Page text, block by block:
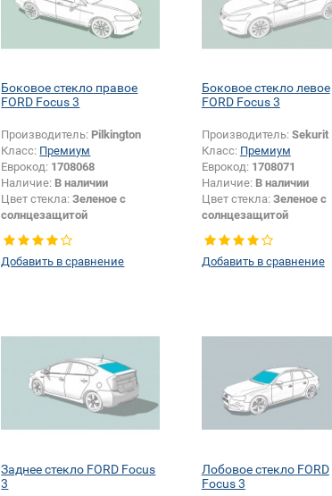
Боковое стекло правое
FORD Focus 3
Производитель: Pilkington
Класс: Премиум
Еврокод: 1708068
Наличие: В наличии
Цвет стекла:Зеленое с
солнцезащитой
правое
Добавить в сравнение
Боковое стекло левое
FORD Focus 3
Производитель: Sekurit
Класс: Премиум
Еврокод: 1708071
Наличие: В наличии
Цвет стекла: Зеленое с
солнцезащитой
левое
Добавить в сравнение
Заднее стекло FORD Focus
3
Лобовое стекло FORD
Focus 3